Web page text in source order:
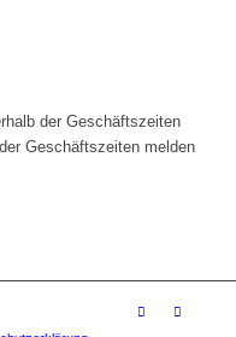
der Geschäftszeiten
Geschäftszeiten melden